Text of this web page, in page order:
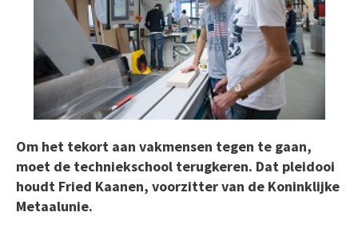
Om het tekort aan vakmensen tegen te gaan,
moet de techniekschool terugkeren. Dat pleidooi
houdt Fried Kaanen, voorzitter van de Koninklijke
Metaalunie.